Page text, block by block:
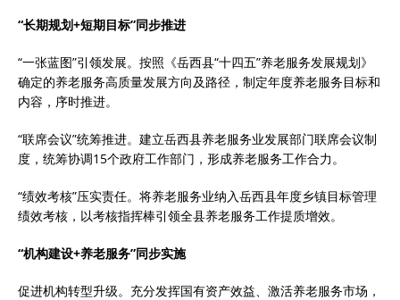
“长期规划+短期目标”同步推进
“一张蓝图”引领发展。按照《岳西县“十四五”养老服务发展规划》
确定的养老服务高质量发展方向及路径，制定年度养老服务目标和
内容，序时推进。
“联席会议”统筹推进。建立岳西县养老服务业发展部门联席会议制
度，统筹协调15个政府工作部门，形成养老服务工作合力。
“绩效考核”压实责任。将养老服务业纳入岳西县年度乡镇目标管理
绩效考核，以考核指挥棒引领全县养老服务工作提质增效。
“机构建设+养老服务”同步实施
促进机构转型升级。充分发挥国有资产效益、激活养老服务市场，